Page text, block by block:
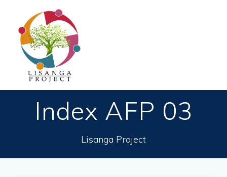
Index AFP 03
Lisanga Project